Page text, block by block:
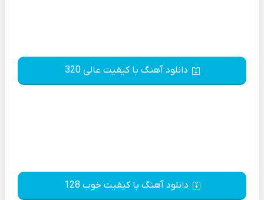
دانلود آهنگ با کیفیت عالی 320
دانلود آهنگ با کیفیت خوب 128